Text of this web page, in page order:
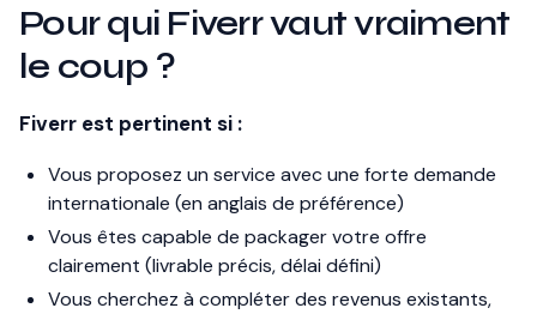
Pour qui Fiverr vaut vraiment
le coup ?
Fiverr est pertinent si :
Vous proposez un service avec une forte demande
internationale (en anglais de préférence)
Vous êtes capable de packager votre offre
clairement (livrable précis, délai défini)
Vous cherchez à compléter des revenus existants,